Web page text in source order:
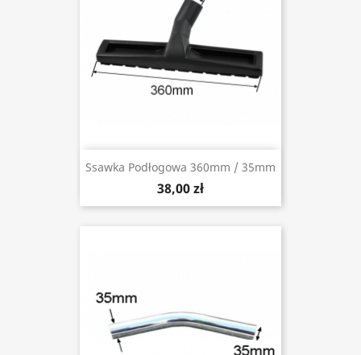
Ssawka Podłogowa 360mm / 35mm
38,00 zł